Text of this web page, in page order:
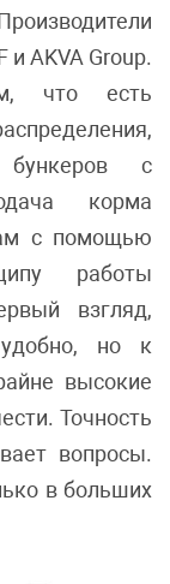
и AKVA Group.
что есть
с
корма
с помощью
работы
взгляд,
удобно, но к
высокие
Точность
вопросы.
в больших